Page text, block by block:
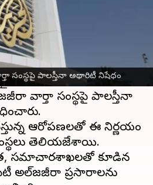
సంస్థపై పాలస్తీనా అథారిటీ నిషేధం
02, 2025 10:44 am
పోరాటం కొనసాగుతోంది. ఈ
పరిణామం జరిగింది.
వార్తా సంస్థపై పాలస్తీనా
ఆరోపణలతో ఈ నిర్ణయం
తెలియజేశాయి.
సమాచారశాఖలతో కూడిన
అల్‌జజీరా ప్రసారాలను